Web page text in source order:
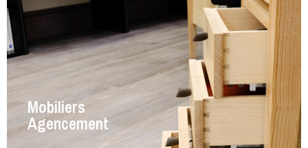
Mobiliers
Agencement